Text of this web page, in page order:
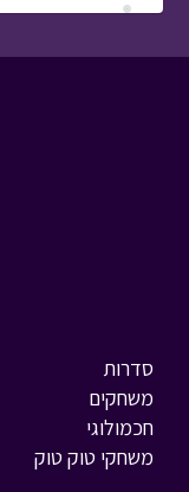
סדרות
משחקים
חכמולוגי
משחקי טוק טוק